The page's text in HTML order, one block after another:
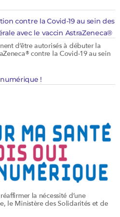
contre la Covid-19 au sein des
avec le vaccin AstraZeneca®
d’être autorisés à débuter la
contre la Covid-19 au sein
!
la nécessité d’une
le Ministère des Solidarités et de